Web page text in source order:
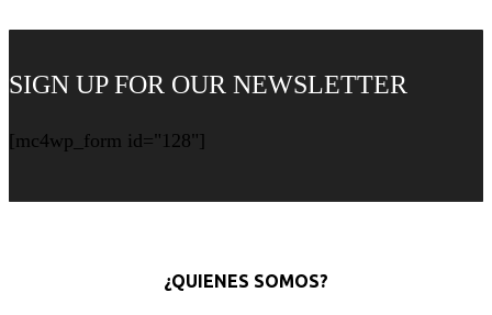
SIGN UP FOR OUR NEWSLETTER
[mc4wp_form id="128"]
¿QUIENES SOMOS?